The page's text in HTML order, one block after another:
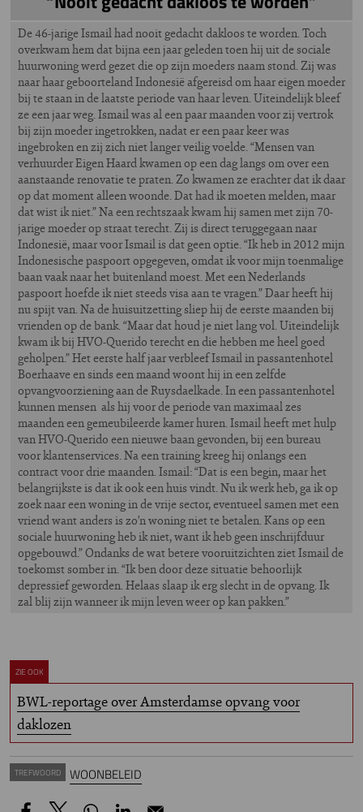
De 46-jarige Ismail had nooit gedacht dakloos te worden. Toch
overkwam hem dat bijna een jaar geleden toen hij uit de sociale
huurwoning werd gezet die op zijn moeders naam stond. Zij was
naar haar geboorteland Indonesië afgereisd om haar eigen moeder
bij te staan in de laatste periode van haar leven. Uiteindelijk bleef
ze een jaar weg. Ismail was al een paar maanden voor zij vertrok
bij zijn moeder ingetrokken, nadat er een paar keer was
ingebroken en zij zich niet langer veilig voelde. “Mensen van
verhuurder Eigen Haard kwamen op een dag langs om over een
aanstaande renovatie te praten. Zo kwamen ze erachter dat ik daar
op dat moment alleen woonde. Dat had ik moeten melden, maar
dat wist ik niet.” Na een rechtszaak kwam hij samen met zijn 70-
jarige moeder op straat terecht. Zij is direct teruggegaan naar
Indonesië, maar voor Ismail is dat geen optie. “Ik heb in 2012 mijn
Indonesische paspoort opgegeven, omdat ik voor mijn toenmalige
baan vaak naar het buitenland moest. Met een Nederlands
paspoort hoefde ik niet steeds visa aan te vragen.” Daar heeft hij
nu spijt van. Na de huisuitzetting sliep hij de eerste maanden bij
vrienden op de bank. “Maar dat houd je niet lang vol. Uiteindelijk
kwam ik bij HVO-Querido terecht en die hebben me heel goed
geholpen.” Het eerste half jaar verbleef Ismail in passantenhotel
Boerhaave en sinds een maand woont hij in een zelfde
opvangvoorziening aan de Ruysdaelkade. In een passantenhotel
kunnen mensen als hij voor de periode van maximaal zes
maanden een gemeubileerde kamer huren. Ismail heeft met hulp
van HVO-Querido een nieuwe baan gevonden, bij een bureau
voor klantenservices. Na een training kreeg hij onlangs een
contract voor drie maanden. Ismail: “Dat is een begin, maar het
belangrijkste is dat ik ook een huis vindt. Nu ik werk heb, ga ik op
zoek naar een woning in de vrije sector, eventueel samen met een
vriend want anders is zo’n woning niet te betalen. Kans op een
sociale huurwoning heb ik niet, want ik heb geen inschrijfduur
opgebouwd.” Ondanks de wat betere vooruitzichten ziet Ismail de
toekomst somber in. “Ik ben door deze situatie behoorlijk
depressief geworden. Helaas slaap ik erg slecht in de opvang. Ik
zal blij zijn wanneer ik mijn leven weer op kan pakken.”
ZIE OOK
BWL-reportage over Amsterdamse opvang voor
daklozen
TREFWOORD WOONBELEID